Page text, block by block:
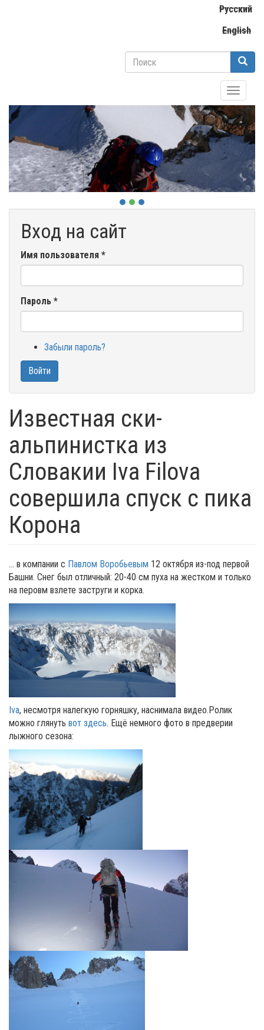
Русский
English
Форма
Toggle
Вход на сайт
Имя пользователя *
Пароль *
Забыли пароль?
Войти
Известная ски-
альпинистка из
Словакии Iva Filova
совершила спуск с пика
Корона
... в компании с Павлом Воробьевым 12 октября из-под первой
Башни. Снег был отличный: 20-40 см пуха на жестком и только
на перовм взлете заструги и корка.
Iva, несмотря налегкую горняшку, наснимала видео.Ролик
можно глянуть вот здесь. Ещё немного фото в предверии
лыжного сезона: